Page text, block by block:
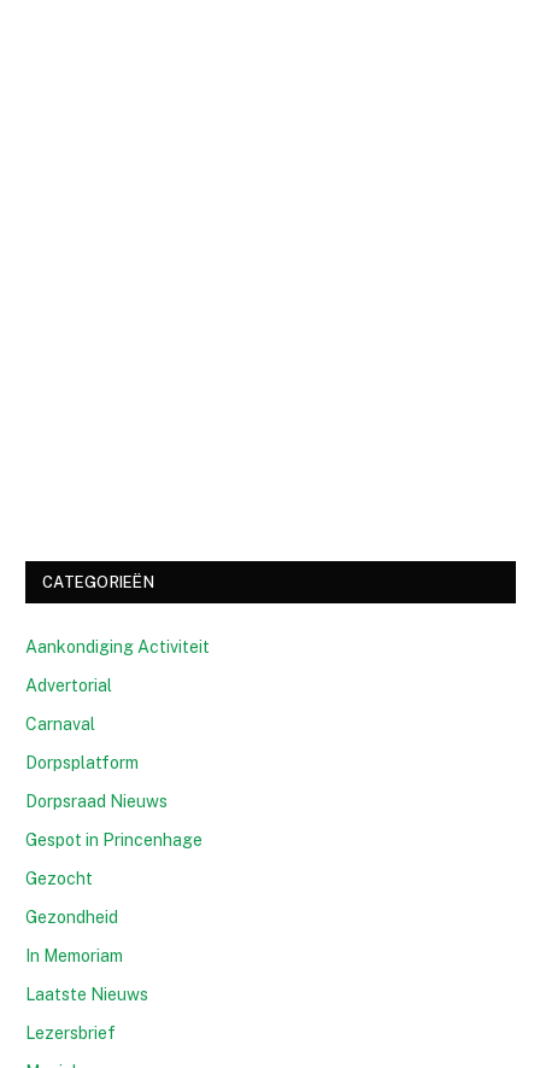
CATEGORIEËN
Aankondiging Activiteit
Advertorial
Carnaval
Dorpsplatform
Dorpsraad Nieuws
Gespot in Princenhage
Gezocht
Gezondheid
In Memoriam
Laatste Nieuws
Lezersbrief